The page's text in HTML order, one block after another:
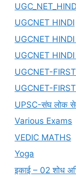
UGCNET HINDI
UGCNET
UGCNET
UGCNET-
UGCNET-
UPSC-संघ लोक
Various Exams
VEDIC MATHS
Yoga
इकाई – 02 शोध